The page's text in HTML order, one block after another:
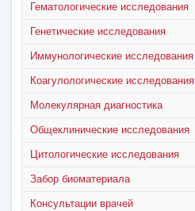
Гематологические исследования
Генетические исследования
Иммунологические исследования
Коагулологические исследования
Молекулярная диагностика
Общеклинические исследования
Цитологические исследования
Забор биоматериала
Консультации врачей